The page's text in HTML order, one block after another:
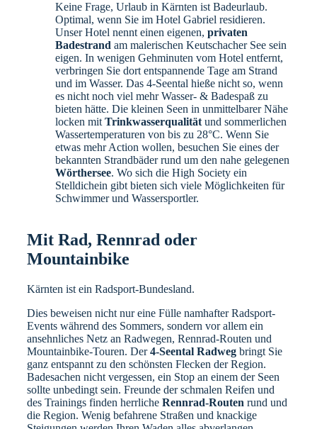
Keine Frage, Urlaub in Kärnten ist Badeurlaub.
Optimal, wenn Sie im Hotel Gabriel residieren.
Unser Hotel nennt einen eigenen, privaten
Badestrand am malerischen Keutschacher See sein
eigen. In wenigen Gehminuten vom Hotel entfernt,
verbringen Sie dort entspannende Tage am Strand
und im Wasser. Das 4-Seental hieße nicht so, wenn
es nicht noch viel mehr Wasser- & Badespaß zu
bieten hätte. Die kleinen Seen in unmittelbarer Nähe
locken mitTrinkwasserqualitätund sommerlichen
Wassertemperaturen von bis zu 28°C. Wenn Sie
etwas mehr Action wollen, besuchen Sie eines der
bekannten Strandbäder rund um den nahe gelegenen
Wörthersee. Wo sich die High Society ein
Stelldichein gibt bieten sich viele Möglichkeiten für
Schwimmer und Wassersportler.
Mit Rad, Rennrad oder
Mountainbike
Kärnten ist ein Radsport-Bundesland.
Dies beweisen nicht nur eine Fülle namhafter Radsport-
Events während des Sommers, sondern vor allem ein
ansehnliches Netz an Radwegen, Rennrad-Routen und
Mountainbike-Touren. Der4-Seental Radweg bringt Sie
ganz entspannt zu den schönsten Flecken der Region.
Badesachen nicht vergessen, ein Stop an einem der Seen
sollte unbedingt sein. Freunde der schmalen Reifen und
des Trainings finden herrliche Rennrad-Routen rund und
die Region. Wenig befahrene Straßen und knackige